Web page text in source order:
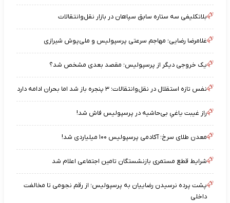
بلاتکلیفی سه ستاره سابق سپاهان در بازار نقل‌وانتقالات
غلامرضا رضایی؛ مهاجم سرعتی پرسپولیس و ملی‌پوش شیرازی
یک خروجی دیگر از پرسپولیس؛ مقصد بعدی مشخص شد؟
نفس تازه استقلال در نقل‌وانتقالات؛ ۳ پنجره باز شد اما بحران ادامه دارد
راز غیبت یاغیِ بی‌حاشیه در پرسپولیس فاش شد!
معدن طلای سرخ؛ آکادمی پرسپولیس ۱۰۰ میلیاردی شد!
شرایط قطع مستمری بازنشستگان تامین اجتماعی اعلام شد
پشت پرده نرسیدن رضاییان به پرسپولیس؛ از رقم نجومی تا مخالفت
داخلی